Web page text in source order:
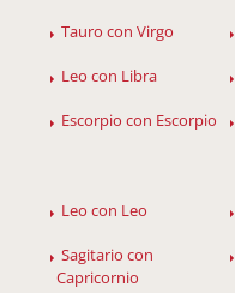
Tauro con Virgo
Leo con Libra
Escorpio con Escorpio
Leo con Leo
Sagitario con
Capricornio